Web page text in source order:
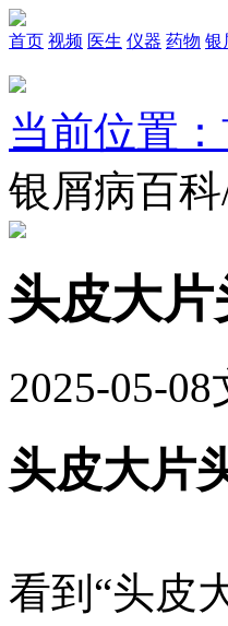
首页 视频 医生 仪器 药物 银
当前位置
银屑病百
头皮大
2025-05-08
头皮大片
看到“头皮